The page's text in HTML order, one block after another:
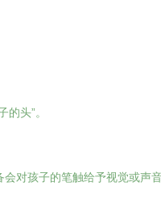
头”。
对孩子的笔触给予视觉或声